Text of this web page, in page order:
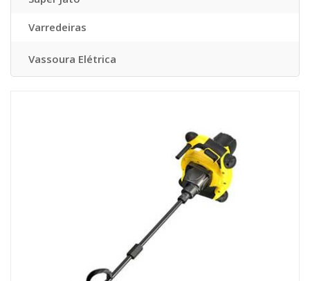
Varredeiras
Vassoura Elétrica